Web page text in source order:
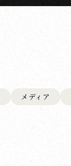
メディア